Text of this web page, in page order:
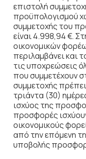
επιστολή
προϋπολογισμού
συμμετοχής του
είναι 4.998,94 €.
οικονομικών
περιλαμβάνει και
τις υποχρεώσεις
που συμμετέχουν
συμμετοχής πρέπει
τριάντα (30)
ισχύος της
προσφορές
οικονομικούς
από την επόμενη
υποβολής